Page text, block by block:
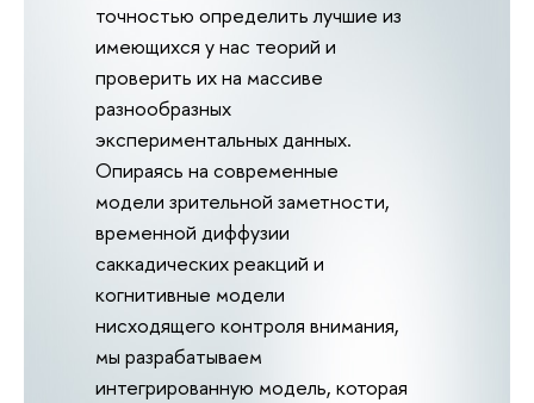
точностью определить лучшие из
имеющихся у нас теорий и
проверить их на массиве
разнообразных
экспериментальных данных.
Опираясь на современные
модели зрительной заметности,
временной диффузии
саккадических реакций и
когнитивные модели
нисходящего контроля внимания,
мы разрабатываем
интегрированную модель, которая